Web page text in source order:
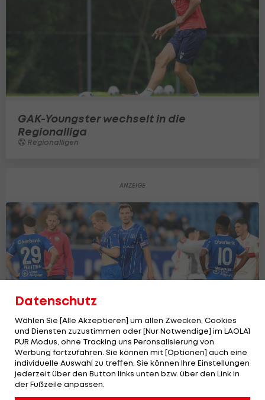
GAK-Youngster wechselt in die
Regionalliga
Regionalligen
Alle Bundesliga-Absteiger der letzten
30 Jahre
Datenschutz
Wählen Sie [Alle Akzeptieren] um allen Zwecken, Cookies
und Diensten zuzustimmen oder [Nur Notwendige] im LAOLA1
PUR Modus, ohne Tracking uns Peronsalisierung von
Werbung fortzufahren. Sie können mit [Optionen] auch eine
individuelle Auswahl zu treffen. Sie können Ihre Einstellungen
jederzeit über den Button links unten bzw. über den Link in
der Fußzeile anpassen.